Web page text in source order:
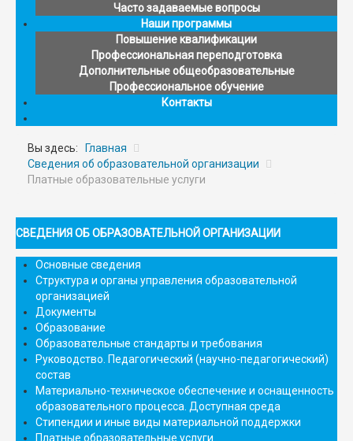
Часто задаваемые вопросы
Наши программы
Повышение квалификации
Профессиональная переподготовка
Дополнительные общеобразовательные
Профессиональное обучение
Контакты
Вы здесь:
Главная
Сведения об образовательной организации
Платные образовательные услуги
СВЕДЕНИЯ ОБ ОБРАЗОВАТЕЛЬНОЙ ОРГАНИЗАЦИИ
Основные сведения
Структура и органы управления образовательной
организацией
Документы
Образование
Образовательные стандарты и требования
Руководство. Педагогический (научно-педагогический)
состав
Материально-техническое обеспечение и оснащенность
образовательного процесса. Доступная среда
Стипендии и иные виды материальной поддержки
Платные образовательные услуги